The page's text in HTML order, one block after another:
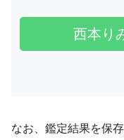
なお、鑑定結果を保